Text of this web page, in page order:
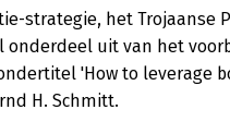
strategie, het Trojaanse
onderdeel uit van het
'How to leverage
H. Schmitt.